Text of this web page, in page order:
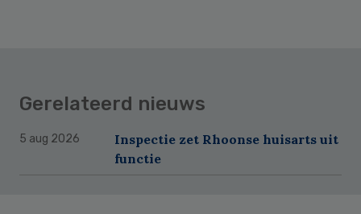
Gerelateerd nieuws
5 aug 2026
Inspectie zet Rhoonse huisarts uit
functie